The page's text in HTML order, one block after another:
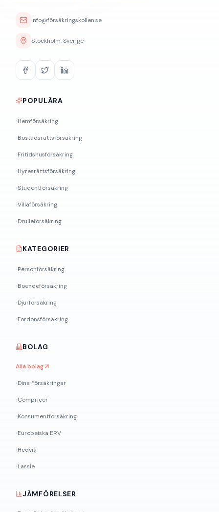
info@försäkringskollen.se
Stockholm, Sverige
POPULÄRA
Hemförsäkring
Bostadsrättsförsäkring
Fritidshusförsäkring
Hyresrättsförsäkring
Studentförsäkring
Villaförsäkring
Drulleförsäkring
KATEGORIER
Personförsäkring
Boendeförsäkring
Djurförsäkring
Fordonsförsäkring
BOLAG
Alla bolag
Dina Försäkringar
Compricer
Konsumentförsäkring
Europeiska ERV
Hedvig
Lassie
JÄMFÖRELSER